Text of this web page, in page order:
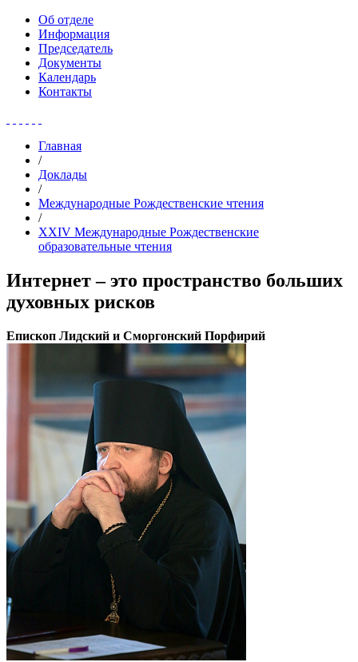
Об отделе
Информация
Председатель
Документы
Календарь
Контакты
Главная
/
Доклады
/
Международные Рождественские чтения
/
XXIV Международные Рождественские
образовательные чтения
Интернет – это пространство больших
духовных рисков
Епископ Лидский и Сморгонский Порфирий